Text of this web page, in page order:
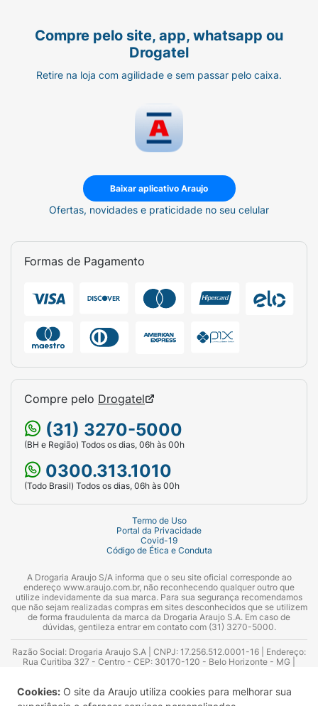
Cookies: O site da Araujo utiliza cookies para melhorar sua
Compre pelo site, app, whatsapp ou
Drogatel
Retire na loja com agilidade e sem passar pelo caixa.
Baixar aplicativo Araujo
Ofertas, novidades e praticidade no seu celular
Formas de Pagamento
Compre pelo Drogatel
(31) 3270-5000
(BH e Região) Todos os dias, 06h às 00h
0300.313.1010
(Todo Brasil) Todos os dias, 06h às 00h
Termo de Uso
Portal da Privacidade
Covid-19
Código de Ética e Conduta
A Drogaria Araujo S/A informa que o seu site oficial corresponde ao
endereço www.araujo.com.br, não reconhecendo qualquer outro que
utilize indevidamente da sua marca. Para sua segurança recomendamos
que não sejam realizadas compras em sites desconhecidos que se utilizem
de forma fraudulenta da marca da Drogaria Araujo S.A. Em caso de
dúvidas, gentileza entrar em contato com (31) 3270-5000.
Razão Social: Drogaria Araujo S.A | CNPJ: 17.256.512.0001-16 | Endereço:
Rua Curitiba 327 - Centro - CEP: 30170-120 - Belo Horizonte - MG |
Azevedo Guimarães – CRF 10.965 | Yasmin Silva Alvarenga – CRF 52.584 -
Consultor substituto: Thiago Aguiar Pinheiro - CRF Nº 13.748. Alvará